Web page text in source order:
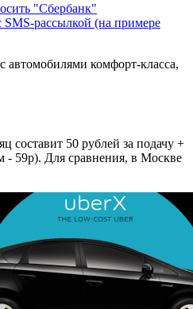
"Сбербанк"
SMS-рассылкой (на примере
автомобилями комфорт-класса,
составит 50 рублей за подачу +
59р). Для сравнения, в Москве